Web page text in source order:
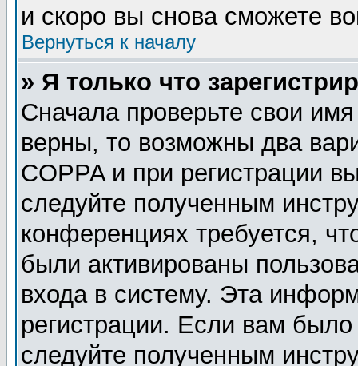
и скоро вы снова сможете
Вернуться к началу
» Я только что
Сначала проверьте свои
верны, то возможны два
COPPA и при регистрации
следуйте полученным
конференциях требуется,
были активированы
входа в систему. Эта
регистрации. Если вам
следуйте полученным